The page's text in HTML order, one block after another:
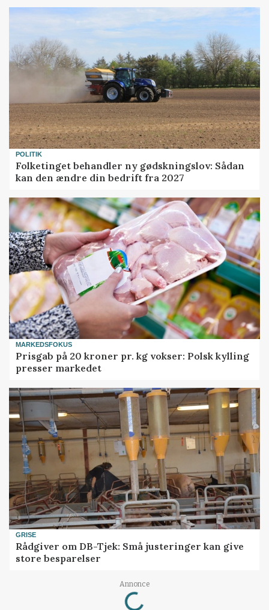
POLITIK
Folketinget behandler ny gødskningslov: Sådan
kan den ændre din bedrift fra 2027
MARKEDSFOKUS
Prisgab på 20 kroner pr. kg vokser: Polsk kylling
presser markedet
GRISE
Rådgiver om DB-Tjek: Små justeringer kan give
store besparelser
Annonce
Loading...